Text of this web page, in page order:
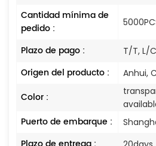
Cantidad mínima de
pedido :
Plazo de pago : T/T, L/
Origen del producto : Anhui,
Color :
Puerto de embarque :